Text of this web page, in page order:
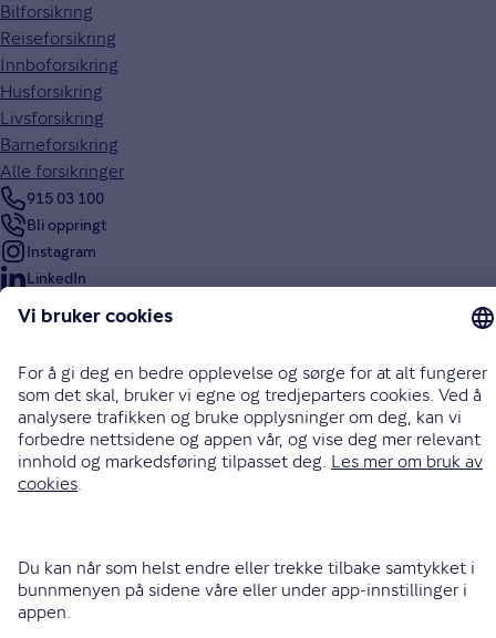
Bilforsikring
Reiseforsikring
Innboforsikring
Husforsikring
Livsforsikring
Barneforsikring
Alle forsikringer
915 03 100
Bli oppringt
Instagram
LinkedIn
Facebook
Endre cookieinnstillinger
Informasjonskapsler (cookies)
Personvern og sikkerhet
Vilkår for bruk av nettsidene
Tilgjengelighetserklæring
Sammenlign prisene våre med andre selskaper på